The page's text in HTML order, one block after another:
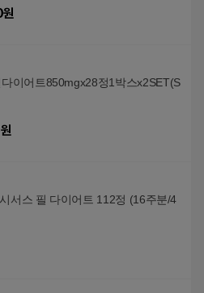
원
이어트850mgx28정1박스x2SET(S
원
서스 필 다이어트 112정 (16주분/4